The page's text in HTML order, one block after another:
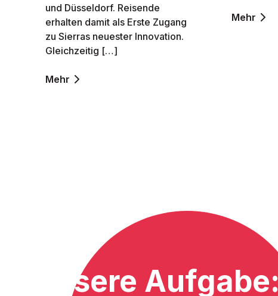
und Düsseldorf. Reisende
erhalten damit als Erste Zugang
zu Sierras neuester Innovation.
Gleichzeitig […]
Mehr
Mehr
Unsere Aufgabe: